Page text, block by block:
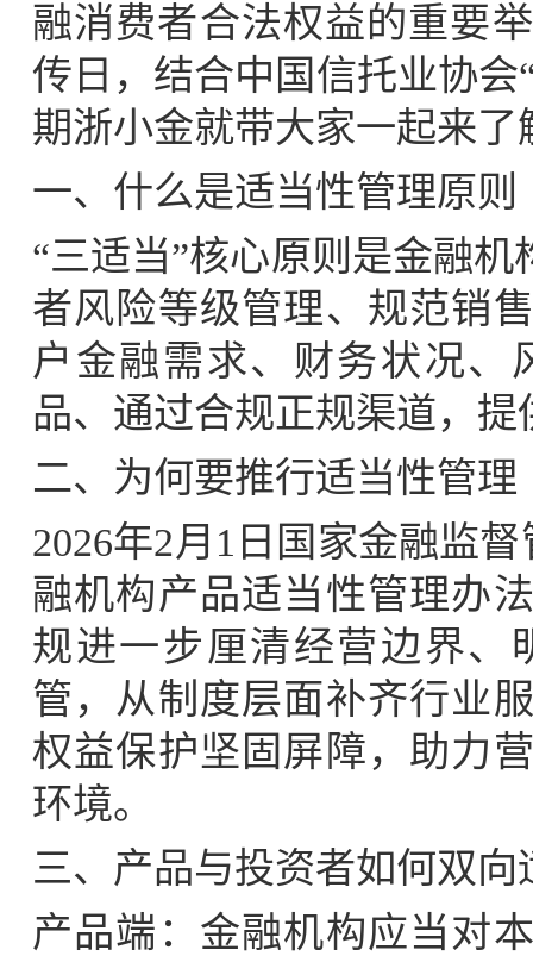
融消费者合法权益的重要
传日，结合中国信托业协
期浙小金就带大家一起来
一、什么是适当性管理原则
“三适当”核心原则是金融
者风险等级管理、规范销
户金融需求、财务状况、
品、通过合规正规渠道，
二、为何要推行适当性管理
2026年2月1日国家金融监
融机构产品适当性管理办
规进一步厘清经营边界、
管，从制度层面补齐行业
权益保护坚固屏障，助力
环境。
三、产品与投资者如何双向
产品端：金融机构应当对